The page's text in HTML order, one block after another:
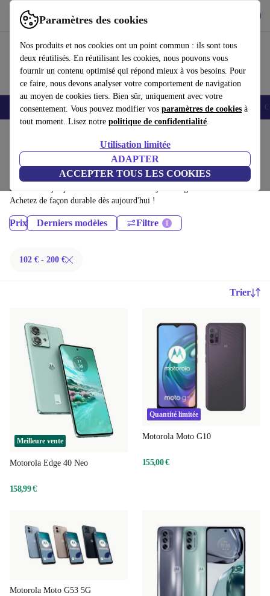
Paramètres des cookies
Nos produits et nos cookies ont un point commun : ils sont tous
deux réutilisés. En réutilisant les cookies, nous pouvons vous
fournir un contenu optimisé qui répond mieux à vos besoins. Pour
ce faire, nous devons analyser votre comportement de navigation
au moyen de cookies tiers. Bien sûr, uniquement avec votre
consentement. Vous pouvez modifier vos paramètres de cookies à
tout moment. Lisez notre politique de confidentialité.
Utilisation limitée
ADAPTER
ACCEPTER TOUS LES COOKIES
Utilisez refurbed rapidement et facilement
Smartphones Laptops Tablettes Montres connectées Accessoires
Téléphones Motorola:
Téléphones Motorola certifiés reconditionnés à moins de 200€ –
économisez jusqu'à 40 %. Retours sous 30 jours et garantie de 12 mois.
Achetez de façon durable dès aujourd'hui !
Prix Derniers modèles Filtre
102 € - 200 €
Trier
Meilleure vente
Motorola Edge 40 Neo
158,99 €
Quantité limitée
Motorola Moto G10
155,00 €
Motorola Moto G53 5G